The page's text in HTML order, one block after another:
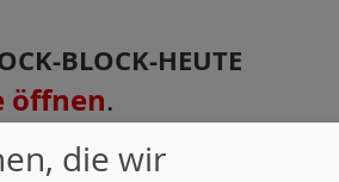
BLOCK-HEUTE
öffnen.
Uhr
die wir